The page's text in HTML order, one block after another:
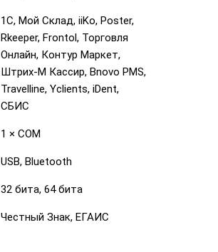
1С, Мой Склад, iiKo, Poster,
Rkeeper, Frontol, Торговля
Онлайн, Контур Маркет,
Штрих-М Кассир, Bnovo PMS,
Travelline, Yclients, iDent,
СБИС
1 × COM
USB, Bluetooth
32 бита, 64 бита
Честный Знак, ЕГАИС